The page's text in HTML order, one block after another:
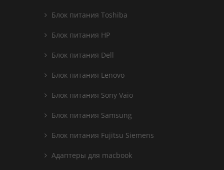
Блок питания Toshiba
Блок питания HP
Блок питания Dell
Блок питания Lenovo
Блок питания Sony Vaio
Блок питания Samsung
Блок питания Fujitsu Siemens
Адаптеры для macbook